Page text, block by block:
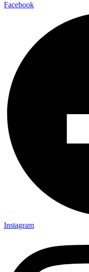
Facebook
Instagram